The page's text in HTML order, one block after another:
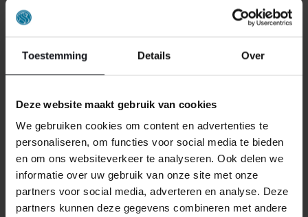
Toestemming Details Over
Deze website maakt gebruik van cookies
We gebruiken cookies om content en advertenties te
personaliseren, om functies voor social media te bieden
en om ons websiteverkeer te analyseren. Ook delen we
informatie over uw gebruik van onze site met onze
partners voor social media, adverteren en analyse. Deze
partners kunnen deze gegevens combineren met andere
TOPPER CINDERELLA SUMMUM
750,00